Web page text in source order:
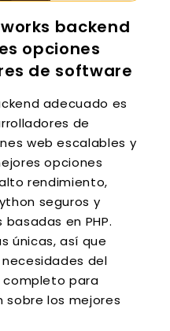
backend
opciones
de software
adecuado es
de
web escalables y
opciones
rendimiento,
seguros y
en PHP.
únicas, así que
del
completo para
los mejores